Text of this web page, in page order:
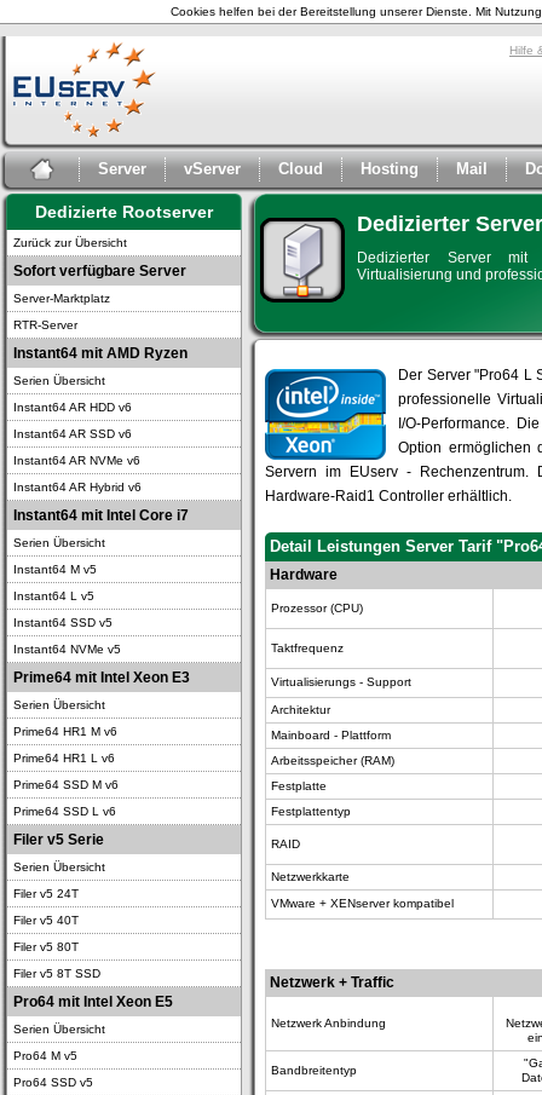
Hilfe
Server vServer Cloud Hosting Mail
Dedizierte Rootserver
Zurück zur Übersicht
Sofort verfügbare Server
Server-Marktplatz
RTR-Server
Instant64 mit AMD Ryzen
Serien Übersicht
Instant64 AR HDD v6
Instant64 AR SSD v6
Instant64 AR NVMe v6
Instant64 AR Hybrid v6
Instant64 mit Intel Core i7
Serien Übersicht
Instant64 M v5
Instant64 L v5
Instant64 SSD v5
Instant64 NVMe v5
Prime64 mit Intel Xeon E3
Serien Übersicht
Prime64 HR1 M v6
Prime64 HR1 L v6
Prime64 SSD M v6
Prime64 SSD L v6
Filer v5 Serie
Serien Übersicht
Filer v5 24T
Filer v5 40T
Filer v5 80T
Filer v5 8T SSD
Pro64 mit Intel Xeon E5
Serien Übersicht
Pro64 M v5
Pro64 SSD v5
Dedizierter
Dedizierter Server mit
Virtualisierung und
Der Server "Pro64 L
professionelle
I/O-Performance.
Option ermöglichen
Servern im EUserv -
Hardware-Raid1 Controller erhältlich.
Detail Leistungen Server Tarif
Hardware
Prozessor (CPU)
Taktfrequenz
Virtualisierungs - Support
Architektur
Mainboard - Plattform
Arbeitsspeicher (RAM)
Festplatte
Festplattentyp
RAID
Netzwerkkarte
VMware + XENserver kompatibel
Netzwerk + Traffic
Netzwerk Anbindung
Bandbreitentyp
Cookies helfen bei der Bereitstellung unserer Dienste. Mit